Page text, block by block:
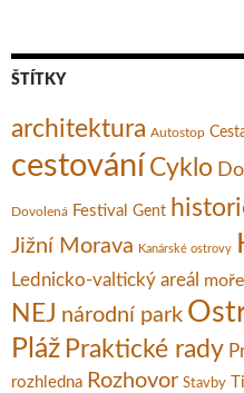
ŠTÍTKY
architektura Autostop
cestování Cyklo
Dovolená Festival Gent
Jižní Morava Kanárské ostrovy
Lednicko-valtický areál moře
NEJ národní park
Pláž Praktické rady
rozhledna Rozhovor Stavby